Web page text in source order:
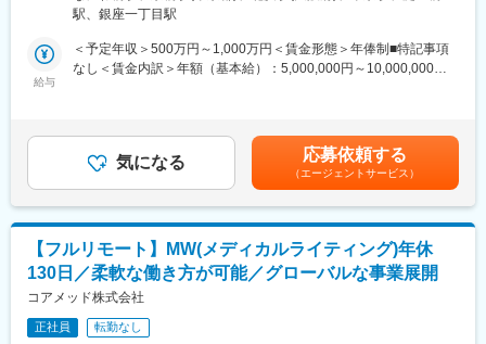
◎お昼休みの時間帯も自由なので、例えばお子様がおられる方の
す。
（自分の業務が終わるよう業務管理を行う必要はありますが、裁
・会議や打ち合わせで必要な時は大阪・東京等へ出張（宿泊も伴
います）が発生します。
※国内出張の頻度は1~3回/年です。（海外出張はほとんどありませ
ん。）
■ワークライフバランス：
同社は、個人が最大限に能力を発揮できるよう働きやすい環境作
りに注力しております。男女問わず在宅勤務が可能です。また、
女性社員も多く、産休・育休取得実績も豊富で9割以上の復職率を
誇っており、長期就業が可能な環境・福利厚生が整っています。
臨床開発の上流工程から関与し、プロジェクトの成功に向けた戦
略策定を支援するポジションです。
・各開発フェーズ（Phase I／II／III）における治験プロトコールの
・規制当局（PMDA等）との面談対応・折衝への参画
・治験相談戦略の立案および関連資料の作成
・戦略立案から規制対応まで一貫して関わることで、臨床開発全
体を俯瞰した視点を身につけることが可能です。
通常医薬品メーカー出身が会員である関西医薬協会に、当社は会
13階 受動喫煙対策：屋内全面禁煙変更の範囲：無
駅、銀座一丁目駅
給与
＜予定年収＞500万円～1,000万円＜賃金形態＞年俸制■特記事項
なし＜賃金内訳＞年額（基本給）：5,000,000円～10,000,000円
安の金額であり、選考を通じて上下する可能性があります。月給
(月額)は固定手当を含めた表記です。
気になる 応募依頼する
（エージェントサービス）
【フルリモート】MW(メディカルライティング)年休
130日／柔軟な働き方が可能／グローバルな事業展開
コアメッド株式会社
正社員 転勤なし